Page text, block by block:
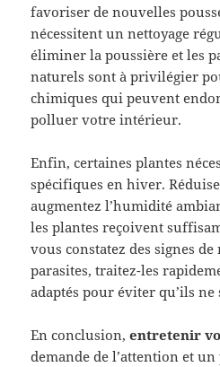
favoriser de nouvelles
nécessitent un nettoyage
éliminer la poussière et les
naturels sont à privilégier
chimiques qui peuvent
polluer votre intérieur.
Enfin, certaines plantes
spécifiques en hiver.
augmentez l’humidité
les plantes reçoivent
vous constatez des signes
parasites, traitez-les
adaptés pour éviter qu’ils ne
En conclusion,entretenir
demande de l’attention et